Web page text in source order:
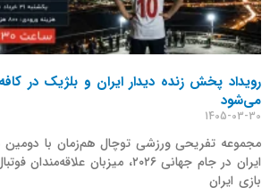
رویداد پخش زنده دیدار ایران و بلژیک در
می‌شود
1405-03-30
مجموعه تفریحی ورزشی توچال هم‌زمان با دومین
ایران در جام جهانی ۲۰۲۶، میزبان
بازی ایران